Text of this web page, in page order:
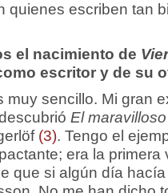
quienes escriben tan
el nacimiento de
escritor y de su
muy sencillo. Mi gran
El
(3). Tengo el
era la
que si algún día